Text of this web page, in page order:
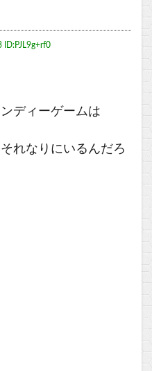
ディーゲームは
れなりにいるんだろ